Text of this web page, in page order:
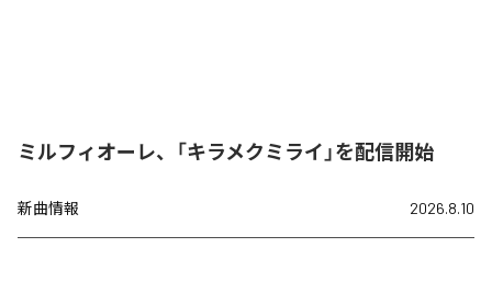
ミルフィオーレ、「キラメクミライ」を配信開始
新曲情報 2026.8.10